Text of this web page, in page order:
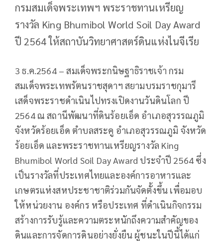
กรมสมเด็จพระเทพฯ พระราชทานเหรียญ
รางวัล King Bhumibol World Soil Day Award
ปี 2564 ให้สถาบันวิทยาศาสตร์ดินแห่งไนจีเรีย
3 ธ.ค.2564 – สมเด็จพระกนิษฐาธิราชเจ้า กรม
สมเด็จพระเทพรัตนราชสุดาฯ สยามบรมราชกุมารี
เสด็จพระราชดำเนินไปทรงเปิดงานวันดินโลก ปี
2564 ณ สถานีพัฒนาที่ดินร้อยเอ็ด อำเภอสุวรรณภูมิ
จังหวัดร้อยเอ็ด ตำบลสระคู อำเภอสุวรรณภูมิ จังหวัด
ร้อยเอ็ด และพระราชทานเหรียญรางวัล King
Bhumibol World Soil Day Award ประจำปี 2564 ซึ่ง
เป็นรางวัลที่ประเทศไทยและองค์การอาหารและ
เกษตรแห่งสหประชาชาติร่วมกันจัดตั้งขึ้น เพื่อมอบ
ให้หน่วยงาน องค์กร หรือประเทศ ที่ดำเนินกิจกรรม
สร้างการรับรู้และความตระหนักถึงความสำคัญของ
ดินและการจัดการดินอย่างยั่งยืน ผู้ชนะในปีนี้ได้แก่